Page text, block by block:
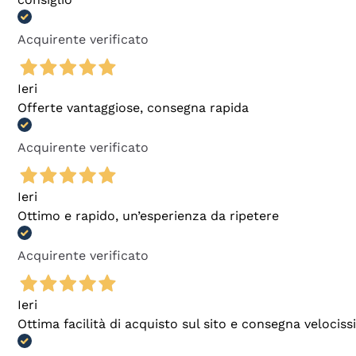
Acquirente verificato
Ieri
Offerte vantaggiose, consegna rapida
Acquirente verificato
Ieri
Ottimo e rapido, un’esperienza da ripetere
Acquirente verificato
Ieri
Ottima facilità di acquisto sul sito e consegna